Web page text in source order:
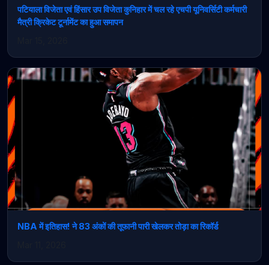
पटियाला विजेता एवं हिंसार उप विजेता कुनिहार में चल रहे एचपी यूनिवर्सिटी कर्मचारी
मैत्री क्रिकेट टूर्नामेंट का हुआ समापन
NBA में इतिहास! ने 83 अंकों की तूफानी पारी खेलकर तोड़ा का रिकॉर्ड